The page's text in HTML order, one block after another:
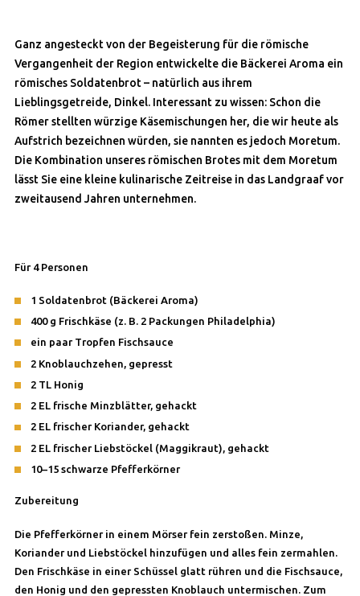
Ganz angesteckt von der Begeisterung für die römische
Vergangenheit der Region entwickelte die Bäckerei Aroma ein
römisches Soldatenbrot – natürlich aus ihrem
Lieblingsgetreide, Dinkel. Interessant zu wissen: Schon die
Römer stellten würzige Käsemischungen her, die wir heute als
Aufstrich bezeichnen würden, sie nannten es jedoch Moretum.
Die Kombination unseres römischen Brotes mit dem Moretum
lässt Sie eine kleine kulinarische Zeitreise in das Landgraaf vor
zweitausend Jahren unternehmen.
Für 4 Personen
1 Soldatenbrot (Bäckerei Aroma)
400 g Frischkäse (z. B. 2 Packungen Philadelphia)
ein paar Tropfen Fischsauce
2 Knoblauchzehen, gepresst
2 TL Honig
2 EL frische Minzblätter, gehackt
2 EL frischer Koriander, gehackt
2 EL frischer Liebstöckel (Maggikraut), gehackt
10–15 schwarze Pfefferkörner
Zubereitung
Die Pfefferkörner in einem Mörser fein zerstoßen. Minze,
Koriander und Liebstöckel hinzufügen und alles fein zermahlen.
Den Frischkäse in einer Schüssel glatt rühren und die Fischsauce,
den Honig und den gepressten Knoblauch untermischen. Zum